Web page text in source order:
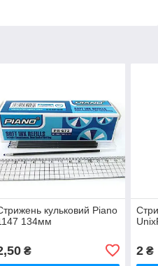
кульковий Piano
134мм
₴ 2 ₴